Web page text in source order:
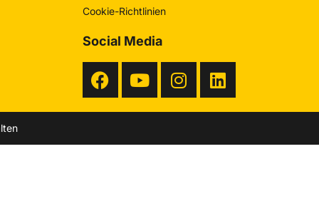
Cookie-Richtlinien
Social Media